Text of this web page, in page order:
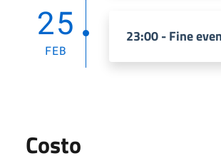
25
FEB
23:00 - Fine
Costo